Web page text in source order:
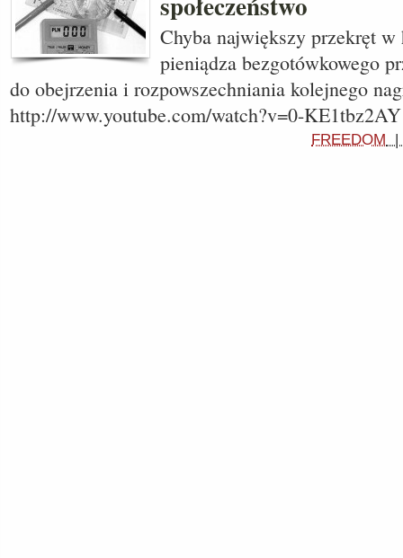
Chyba największy przekręt
pieniądza bezgotówkowego
do obejrzenia i rozpowszechniania kolejnego
http://www.youtube.com/watch?v=0-
FREEDOM